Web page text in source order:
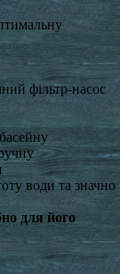
фільтр-насос
води та значно
для його